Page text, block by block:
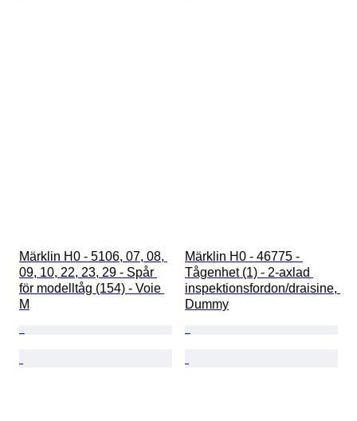
Märklin H0 - 5106, 07, 08,
09, 10, 22, 23, 29 - Spår
för modelltåg (154) - Voie
M
Märklin H0 - 46775 -
Tågenhet (1) - 2-axlad
inspektionsfordon/draisine,
Dummy